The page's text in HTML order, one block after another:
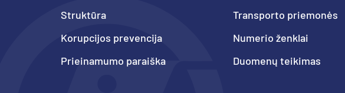
Struktūra
Korupcijos prevencija
Prieinamumo paraiška
Transporto priemonės
Numerio ženklai
Duomenų teikimas